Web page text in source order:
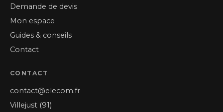
Demande de devis
Mon espace
Guides & conseils
Contact
CONTACT
contact@elecom.fr
Villejust (91)